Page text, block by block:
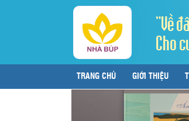
"Về
Cho
TRANG CHỦ GIỚI THIỆU